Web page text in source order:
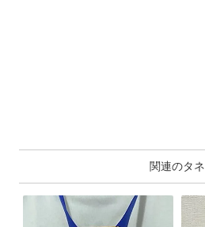
関連のタネ